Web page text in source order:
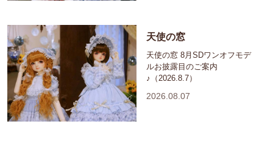
天使の窓
天使の窓 8月SDワンオフモデ
ルお披露目のご案内
♪（2026.8.7）
2026.08.07